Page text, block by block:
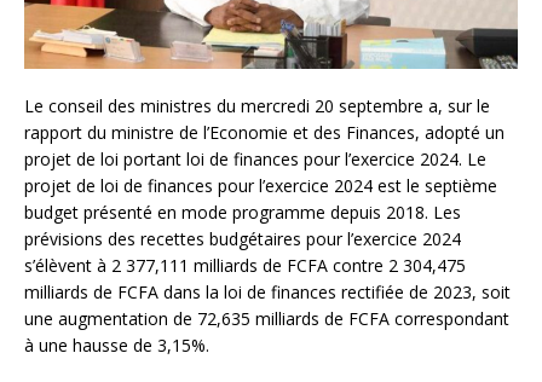
Le conseil des ministres du mercredi 20 septembre a, sur le
rapport du ministre de l’Economie et des Finances, adopté un
projet de loi portant loi de finances pour l’exercice 2024. Le
projet de loi de finances pour l’exercice 2024 est le septième
budget présenté en mode programme depuis 2018. Les
prévisions des recettes budgétaires pour l’exercice 2024
s’élèvent à 2 377,111 milliards de FCFA contre 2 304,475
milliards de FCFA dans la loi de finances rectifiée de 2023, soit
une augmentation de 72,635 milliards de FCFA correspondant
à une hausse de 3,15%.